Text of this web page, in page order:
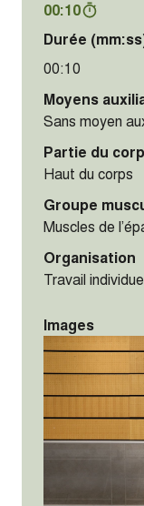
00:10
Durée
00:10
Moyens
Sans moyen
Partie du
Haut du corps
Groupe
Muscles de
Organisation
Travail
Images